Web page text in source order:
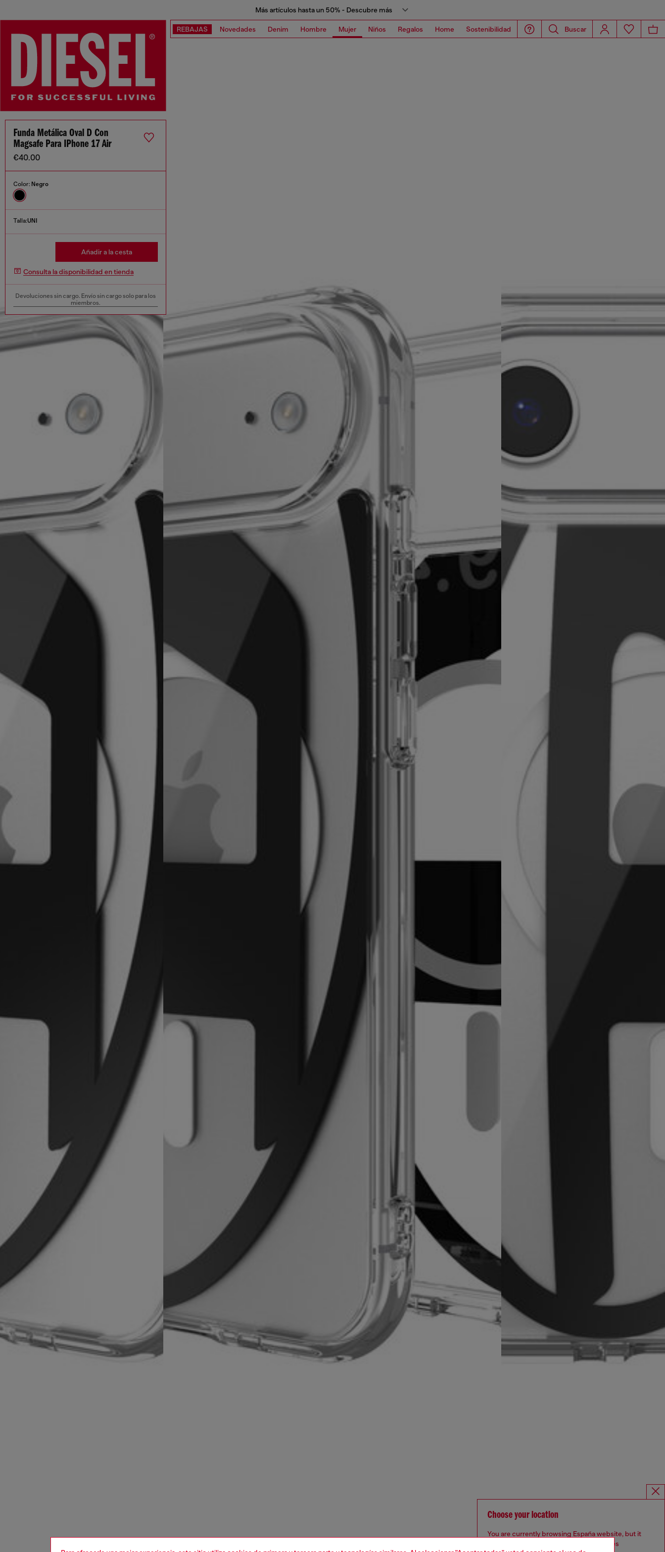
Más artículos hasta un 50% - Descubre más
REBAJAS Novedades Denim Hombre Mujer Niños Regalos Home Sostenibilidad Buscar
Funda Metálica Oval D Con
Magsafe Para IPhone 17 Air
€40.00
Color: Negro
Talla:UNI
Añadir a la cesta
Consulta la disponibilidad en tienda
Devoluciones sin cargo. Envío sin cargo solo para los
miembros.
Choose your location
You are currently browsing España website, but it
seems you may be based in United States